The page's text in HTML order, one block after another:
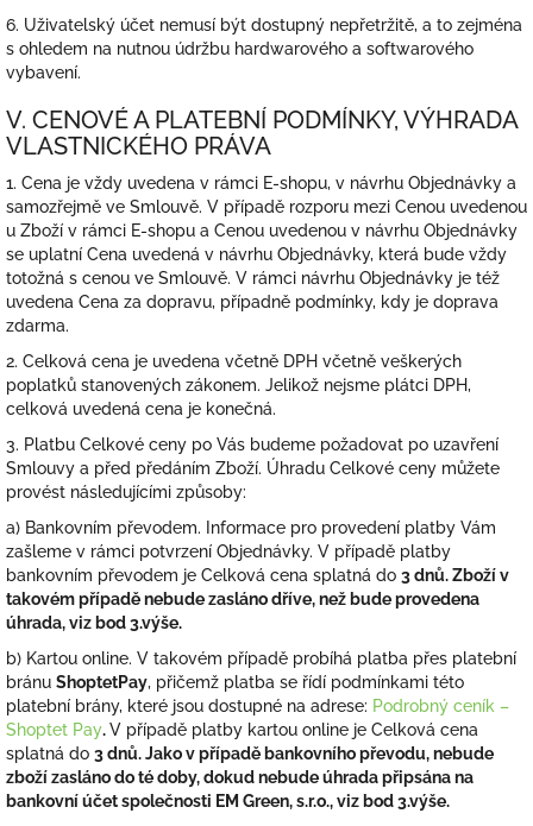
6. Uživatelský účet nemusí být dostupný nepřetržitě, a to zejména
s ohledem na nutnou údržbu hardwarového a softwarového
vybavení.
V. CENOVÉ A PLATEBNÍ PODMÍNKY, VÝHRADA
VLASTNICKÉHO PRÁVA
1. Cena je vždy uvedena v rámci E-shopu, v návrhu Objednávky a
samozřejmě ve Smlouvě. V případě rozporu mezi Cenou uvedenou
u Zboží v rámci E-shopu a Cenou uvedenou v návrhu Objednávky
se uplatní Cena uvedená v návrhu Objednávky, která bude vždy
totožná s cenou ve Smlouvě. V rámci návrhu Objednávky je též
uvedena Cena za dopravu, případně podmínky, kdy je doprava
zdarma.
2. Celková cena je uvedena včetně DPH včetně veškerých
poplatků stanovených zákonem. Jelikož nejsme plátci DPH,
celková uvedená cena je konečná.
3. Platbu Celkové ceny po Vás budeme požadovat po uzavření
Smlouvy a před předáním Zboží. Úhradu Celkové ceny můžete
provést následujícími způsoby:
a) Bankovním převodem. Informace pro provedení platby Vám
zašleme v rámci potvrzení Objednávky. V případě platby
bankovním převodem je Celková cena splatná do 3 dnů. Zboží v
takovém případě nebude zasláno dříve, než bude provedena
úhrada, viz bod 3.výše.
b) Kartou online. V takovém případě probíhá platba přes platební
bránu ShoptetPay, přičemž platba se řídí podmínkami této
platební brány, které jsou dostupné na adrese: Podrobný ceník –
Shoptet Pay.V případě platby kartou online je Celková cena
splatná do 3 dnů. Jako v případě bankovního převodu, nebude
zboží zasláno do té doby, dokud nebude úhrada připsána na
bankovní účet společnosti EM Green, s.r.o., viz bod 3.výše.